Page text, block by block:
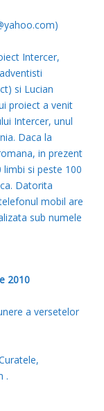
Intercer,
si Lucian
proiect a venit
Intercer, unul
Daca la
in prezent
si peste 100
Datorita
mobil are
sub numele
2010
a versetelor
.